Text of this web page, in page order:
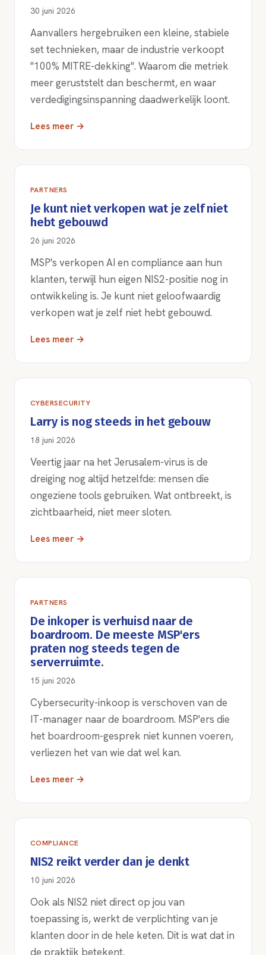
30 juni 2026
Aanvallers hergebruiken een kleine, stabiele
set technieken, maar de industrie verkoopt
"100% MITRE-dekking". Waarom die metriek
meer geruststelt dan beschermt, en waar
verdedigingsinspanning daadwerkelijk loont.
Lees meer →
PARTNERS
Je kunt niet verkopen wat je zelf niet
hebt gebouwd
26 juni 2026
MSP's verkopen AI en compliance aan hun
klanten, terwijl hun eigen NIS2-positie nog in
ontwikkeling is. Je kunt niet geloofwaardig
verkopen wat je zelf niet hebt gebouwd.
Lees meer →
CYBERSECURITY
Larry is nog steeds in het gebouw
18 juni 2026
Veertig jaar na het Jerusalem-virus is de
dreiging nog altijd hetzelfde: mensen die
ongeziene tools gebruiken. Wat ontbreekt, is
zichtbaarheid, niet meer sloten.
Lees meer →
PARTNERS
De inkoper is verhuisd naar de
boardroom. De meeste MSP'ers
praten nog steeds tegen de
serverruimte.
15 juni 2026
Cybersecurity-inkoop is verschoven van de
IT-manager naar de boardroom. MSP'ers die
het boardroom-gesprek niet kunnen voeren,
verliezen het van wie dat wel kan.
Lees meer →
COMPLIANCE
NIS2 reikt verder dan je denkt
10 juni 2026
Ook als NIS2 niet direct op jou van
toepassing is, werkt de verplichting van je
klanten door in de hele keten. Dit is wat dat in
de praktijk betekent.